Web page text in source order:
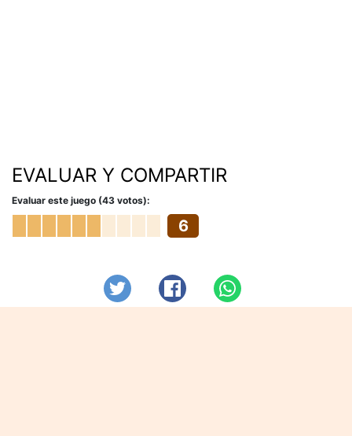
EVALUAR Y COMPARTIR
Evaluar este juego (43 votos):
6